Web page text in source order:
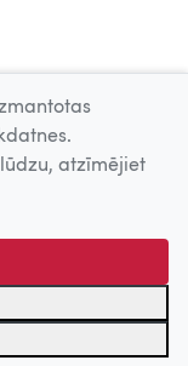
Uz augšu
sistēmu
atzīmējiet